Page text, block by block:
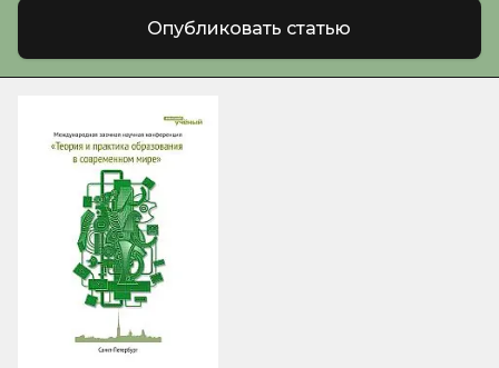
Опубликовать статью